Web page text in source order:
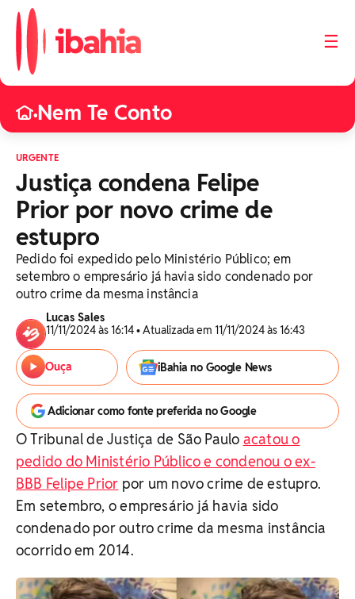
☰
•Nem Te Conto
URGENTE
Justiça condena Felipe
Prior por novo crime de
estupro
Pedido foi expedido pelo Ministério Público; em
setembro o empresário já havia sido condenado por
outro crime da mesma instância
Lucas Sales
11/11/2024 às 16:14 • Atualizada em 11/11/2024 às 16:43
Ouça iBahia no Google News
Adicionar como fonte preferida no Google
O Tribunal de Justiça de São Paulo acatou o
pedido do Ministério Público e condenou o ex-
BBB Felipe Prior por um novo crime de estupro.
Em setembro, o empresário já havia sido
condenado por outro crime da mesma instância
ocorrido em 2014.